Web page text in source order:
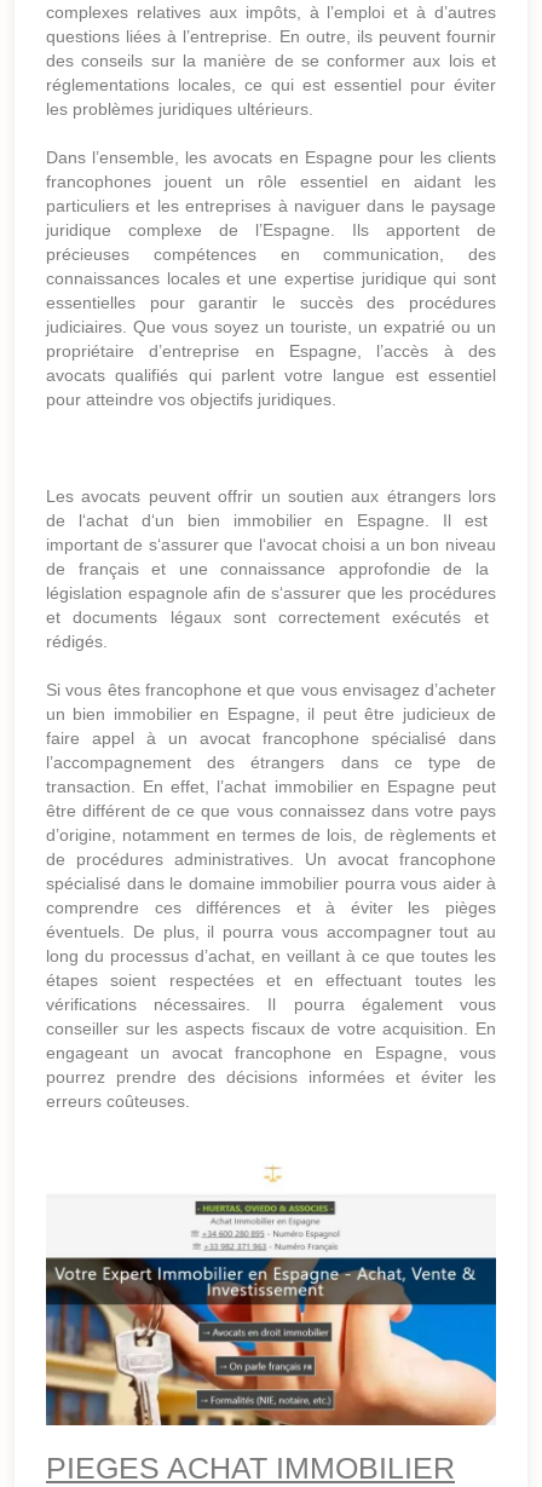
complexes relatives aux impôts, à l’emploi et à d’autres
questions liées à l’entreprise. En outre, ils peuvent fournir
des conseils sur la manière de se conformer aux lois et
réglementations locales, ce qui est essentiel pour éviter
les problèmes juridiques ultérieurs.
Dans l’ensemble, les avocats en Espagne pour les clients
francophones jouent un rôle essentiel en aidant les
particuliers et les entreprises à naviguer dans le paysage
juridique complexe de l’Espagne. Ils apportent de
précieuses compétences en communication, des
connaissances locales et une expertise juridique qui sont
essentielles pour garantir le succès des procédures
judiciaires. Que vous soyez un touriste, un expatrié ou un
propriétaire d’entreprise en Espagne, l’accès à des
avocats qualifiés qui parlent votre langue est essentiel
pour atteindre vos objectifs juridiques.
Les avocats peuventoffrir un soutien aux étrangerslors
de l‘achatd‘un bien immobilieren Espagne. Il est
important de s‘assurerque l‘avocatchoisi a un bon niveau
de françaiset une connaissance approfondie de la
législation espagnole afin de s‘assurer que les procédures
et documents légauxsontcorrectement exécutés et
rédigés.
Si vous êtes francophone et que vous envisagez d’acheter
un bien immobilier en Espagne, il peut être judicieux de
faire appel à un avocat francophone spécialisé dans
l’accompagnement des étrangers dans ce type de
transaction. En effet, l’achat immobilier en Espagne peut
être différent de ce que vous connaissez dans votre pays
d’origine, notamment en termes de lois, de règlements et
de procédures administratives. Un avocat francophone
spécialisé dans le domaine immobilier pourra vous aider à
comprendre ces différences et à éviter les pièges
éventuels. De plus, il pourra vous accompagner tout au
long du processus d’achat, en veillant à ce que toutes les
étapes soient respectées et en effectuant toutes les
vérifications nécessaires. Il pourra également vous
conseiller sur les aspects fiscaux de votre acquisition. En
engageant un avocat francophone en Espagne, vous
pourrez prendre des décisions informées et éviter les
erreurs coûteuses.
PIEGES ACHAT IMMOBILIER